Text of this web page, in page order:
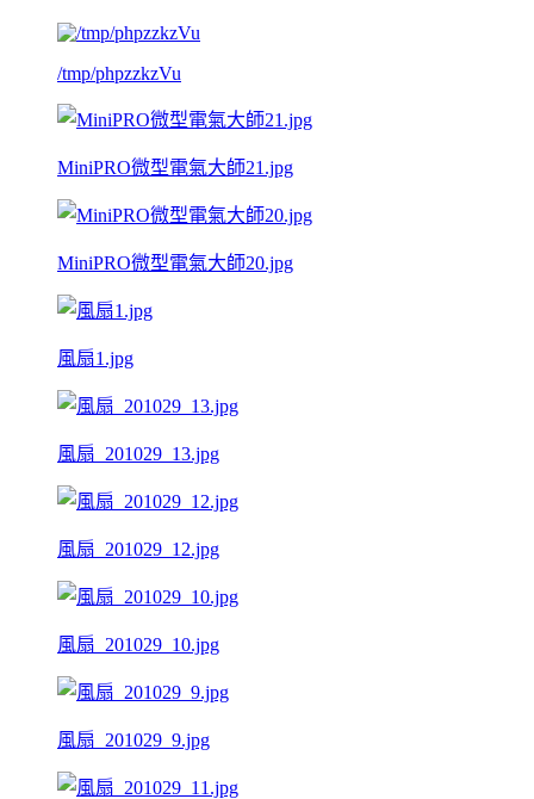
/tmp/phpzzkzVu
MiniPRO微型電氣大師21.jpg
MiniPRO微型電氣大師20.jpg
風扇1.jpg
風扇_201029_13.jpg
風扇_201029_12.jpg
風扇_201029_10.jpg
風扇_201029_9.jpg